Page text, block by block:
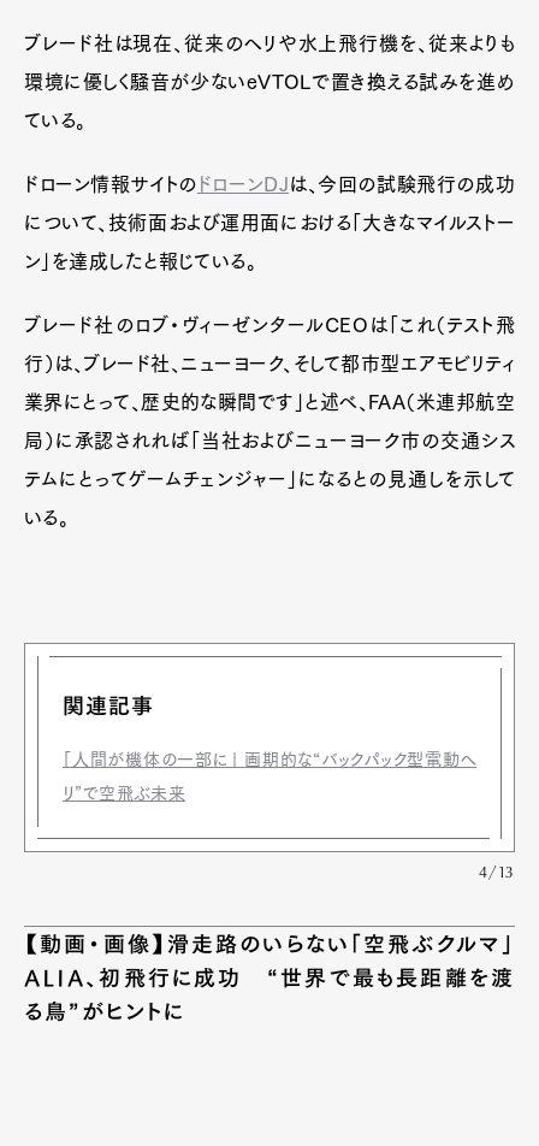
ブレード社は現在、従来のヘリや水上飛行機を、従来よりも
環境に優しく騒音が少ないeVTOLで置き換える試みを進め
ている。
ドローン情報サイトの ドローンDJ は、今回の試験飛行の成功
について、技術面および運用面における「大きなマイルストー
ン」を達成したと報じている。
ブレード社のロブ・ヴィーゼンタールCEOは「これ（テスト飛
行）は、ブレード社、ニューヨーク、そして都市型エアモビリティ
業界にとって、歴史的な瞬間です」と述べ、FAA（米連邦航空
局）に承認されれば「当社およびニューヨーク市の交通シス
テムにとってゲームチェンジャー」になるとの見通しを示して
いる。
関連記事
「人間が機体の一部に」 画期的な“バックパック型電動ヘ
リ”で空飛ぶ未来
4/13
【動画・画像】滑走路のいらない「空飛ぶクルマ」
ALIA、初飛行に成功 “世界で最も長距離を渡
る鳥”がヒントに